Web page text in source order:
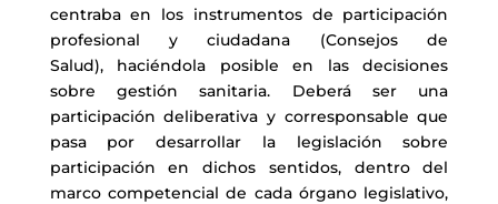
centraba en los instrumentos de participación
profesional y ciudadana (Consejos de
Salud), haciéndola posible en las decisiones
sobre gestión sanitaria. Deberá ser una
participación deliberativa y corresponsable que
pasa por desarrollar la legislación sobre
participación en dichos sentidos, dentro del
marco competencial de cada órgano legislativo,